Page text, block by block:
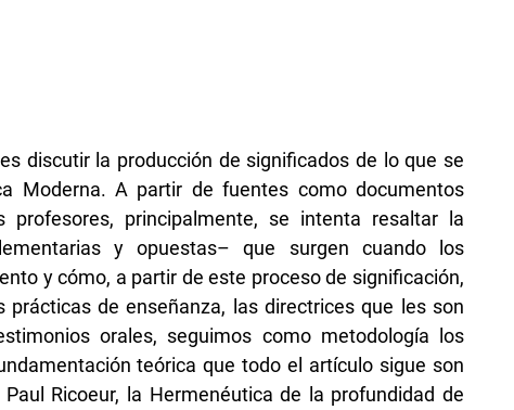
discutir la producción de significados de lo que se
Moderna. A partir de fuentes como documentos
profesores, principalmente, se intenta resaltar la
y opuestas– que surgen cuando los
y cómo, a partir de este proceso de significación,
de enseñanza, las directrices que les son
orales, seguimos como metodología los
teórica que todo el artículo sigue son
Ricoeur, la Hermenéutica de la profundidad de